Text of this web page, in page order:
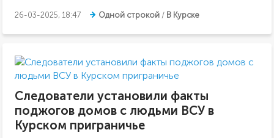
26-03-2025, 18:47 Одной строкой / В Курске
Следователи установили факты
поджогов домов с людьми ВСУ в
Курском приграничье